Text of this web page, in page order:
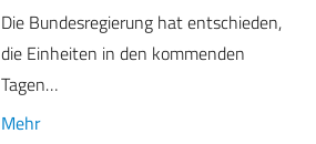
Die Bundesregierung hat entschieden,
die Einheiten in den kommenden
Tagen…
Mehr